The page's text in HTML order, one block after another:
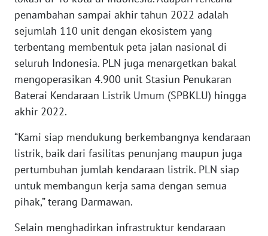
penambahan sampai akhir tahun 2022 adalah
sejumlah 110 unit dengan ekosistem yang
terbentang membentuk peta jalan nasional di
seluruh Indonesia. PLN juga menargetkan bakal
mengoperasikan 4.900 unit Stasiun Penukaran
Baterai Kendaraan Listrik Umum (SPBKLU) hingga
akhir 2022.
“Kami siap mendukung berkembangnya kendaraan
listrik, baik dari fasilitas penunjang maupun juga
pertumbuhan jumlah kendaraan listrik. PLN siap
untuk membangun kerja sama dengan semua
pihak,” terang Darmawan.
Selain menghadirkan infrastruktur kendaraan
WN
MALUT
DAIRI
WN
DANAU
WN
NIAS
WN